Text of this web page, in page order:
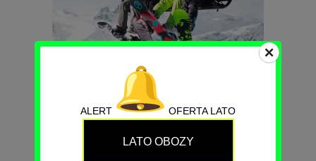
Lifestyle Sport
ALERT OFERTA LATO
LATO OBOZY